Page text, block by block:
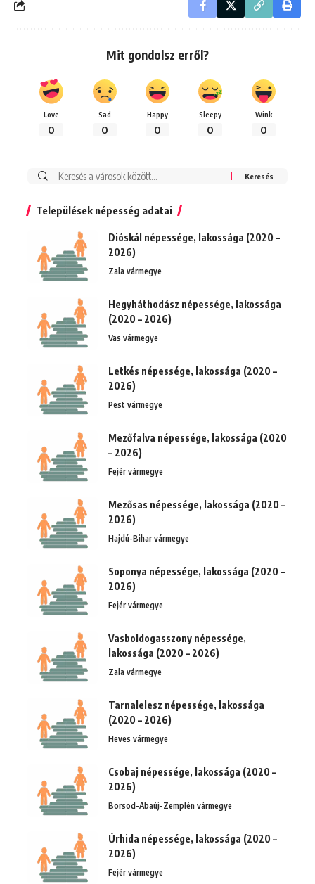
Mit gondolsz erről?
Love
0
Sad
0
Happy
0
Sleepy
0
Wink
0
Keresés:
Települések népesség adatai
Dióskál népessége, lakossága (2020 –
2026)
Zala vármegye
Hegyháthodász népessége, lakossága
(2020 – 2026)
Vas vármegye
Letkés népessége, lakossága (2020 –
2026)
Pest vármegye
Mezőfalva népessége, lakossága (2020
– 2026)
Fejér vármegye
Mezősas népessége, lakossága (2020 –
2026)
Hajdú-Bihar vármegye
Soponya népessége, lakossága (2020 –
2026)
Fejér vármegye
Vasboldogasszony népessége,
lakossága (2020 – 2026)
Zala vármegye
Tarnalelesz népessége, lakossága
(2020 – 2026)
Heves vármegye
Csobaj népessége, lakossága (2020 –
2026)
Borsod-Abaúj-Zemplén vármegye
Úrhida népessége, lakossága (2020 –
2026)
Fejér vármegye